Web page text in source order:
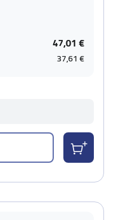
47,01 €
37,61 €